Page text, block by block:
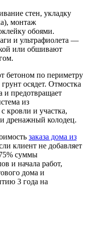
стен, укладку
монтаж
обоями.
и ультрафиолета —
или обшивают
бетоном по периметру
осядет. Отмостка
и предотвращает
из
кровли и участка,
дренажный колодец.
заказа дома из
клиент не добавляет
суммы
и начала работ,
дома и
3 года на